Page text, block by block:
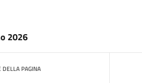
2026
DELLA PAGINA